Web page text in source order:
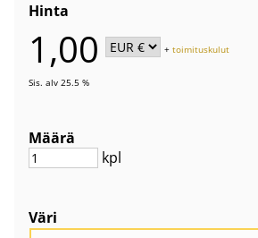
Hinta
1,00 +toimituskulut
Sis. alv 25.5 %
Määrä
kpl
Väri